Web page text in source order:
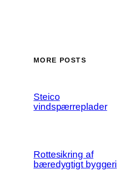
MORE POSTS
Steico
vindspærreplader
Rottesikring af
bæredygtigt byggeri